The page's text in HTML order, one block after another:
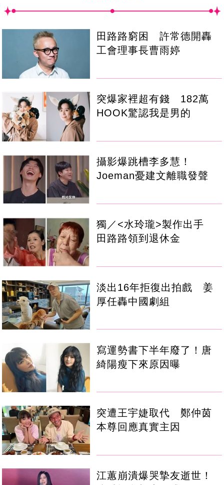
田路路窮困 許常德開轟
工會理事長曹雨婷
突爆家裡超有錢 182萬
HOOK驚認我是男的
攝影爆跳槽李多慧！
Joeman憂建文離職發聲
獨／<水玲瓏>製作出手
田路路領到退休金
淡出16年拒復出拍戲 姜
厚任轟中國劇組
寫運勢書下半年廢了！唐
綺陽瘦下來原因曝
突遭王宇婕取代 鄭仲茵
本尊回應真實主因
江蕙崩潰爆哭摯友逝世！